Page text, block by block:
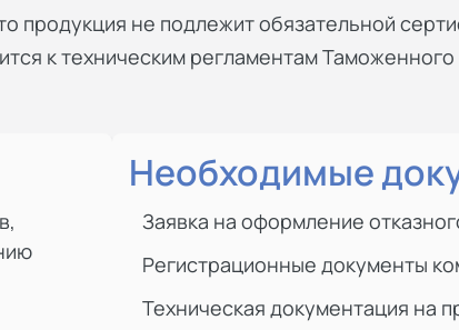
не подлежит обязательной
к техническим регламентам
Необходимые
Заявка на оформление
Регистрационные документы
Техническая документация на